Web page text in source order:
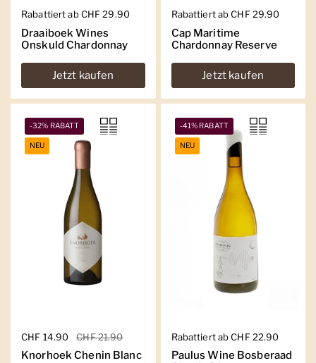
Regulärer Preis
Rabattiert ab CHF 29.90
Draaiboek Wines
Onskuld Chardonnay
Jetzt kaufen
Regulärer Preis
Rabattiert ab CHF 29.90
Cap Maritime
Chardonnay Reserve
Jetzt kaufen
Regulärer Preis
CHF 14.90 Sale-Preis
CHF 21.90
Knorhoek Chenin Blanc
-32% RABATT
NEU
Regulärer Preis
Rabattiert ab CHF 22.90
Paulus Wine Bosberaad
-41% RABATT
NEU